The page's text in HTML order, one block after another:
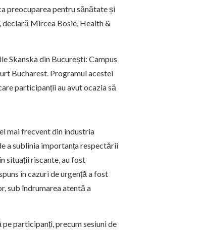
preocuparea pentru sănătate și
declară Mircea Bosie, Health &
Skanska din București: Campus
Bucharest. Programul acestei
participanții au avut ocazia să
mai frecvent din industria
a sublinia importanța respectării
situații riscante, au fost
în cazuri de urgență a fost
sub îndrumarea atentă a
participanți, precum sesiuni de